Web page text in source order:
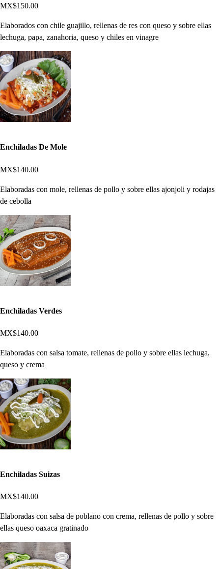
MX$150.00
Elaborados con chile guajillo, rellenas de res con queso y sobre ellas
lechuga, papa, zanahoria, queso y chiles en vinagre
Enchiladas De Mole
MX$140.00
Elaboradas con mole, rellenas de pollo y sobre ellas ajonjoli y rodajas
de cebolla
Enchiladas Verdes
MX$140.00
Elaboradas con salsa tomate, rellenas de pollo y sobre ellas lechuga,
queso y crema
Enchiladas Suizas
MX$140.00
Elaboradas con salsa de poblano con crema, rellenas de pollo y sobre
ellas queso oaxaca gratinado